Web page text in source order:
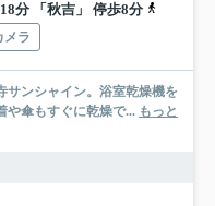
分 「秋吉」 停歩8分
メラ
サンシャイン。浴室乾燥機を
や傘もすぐに乾燥で... もっと